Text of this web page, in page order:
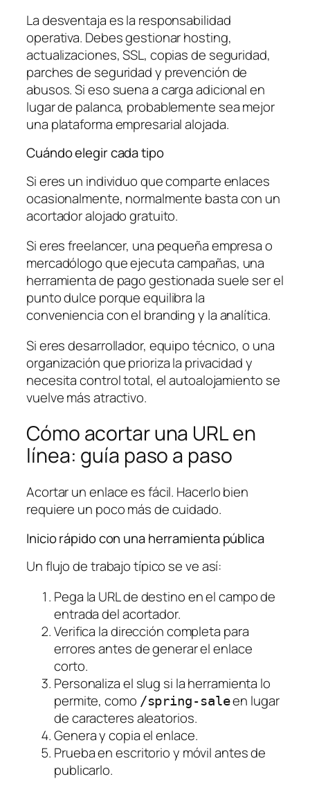
La desventaja es la responsabilidad
operativa. Debes gestionar hosting,
actualizaciones, SSL, copias de seguridad,
parches de seguridad y prevención de
abusos. Si eso suena a carga adicional en
lugar de palanca, probablemente sea mejor
una plataforma empresarial alojada.
Cuándo elegir cada tipo
Si eres un individuo que comparte enlaces
ocasionalmente, normalmente basta con un
acortador alojado gratuito.
Si eres freelancer, una pequeña empresa o
mercadólogo que ejecuta campañas, una
herramienta de pago gestionada suele ser el
punto dulce porque equilibra la
conveniencia con el branding y la analítica.
Si eres desarrollador, equipo técnico, o una
organización que prioriza la privacidad y
necesita control total, el autoalojamiento se
vuelve más atractivo.
Cómo acortar una URL en
línea: guía paso a paso
Acortar un enlace es fácil. Hacerlo bien
requiere un poco más de cuidado.
Inicio rápido con una herramienta pública
Un flujo de trabajo típico se ve así:
Pega la URL de destino en el campo de
entrada del acortador.
Verifica la dirección completa para
errores antes de generar el enlace
corto.
Personaliza el slug si la herramienta lo
permite, como /spring-saleen lugar
de caracteres aleatorios.
Genera y copia el enlace.
Prueba en escritorio y móvil antes de
publicarlo.